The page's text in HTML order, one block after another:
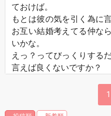
ておけば。
もとは彼の気を引く為に
お互い結婚考えてる仲な
いかな。
えっ？ってびっくりする
言えば良くないですか？
1